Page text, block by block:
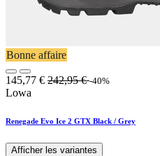
Bonne affaire
145,77 € 242,95€ -40%
Lowa
Renegade Evo Ice 2 GTX Black / Grey
Afficher les variantes